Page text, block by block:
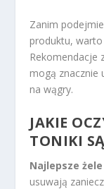
Zanim
produktu,
Rekomendacje
mogą znacznie
na wągry.
JAKIE
TONIKI
Najlepsze
usuwają